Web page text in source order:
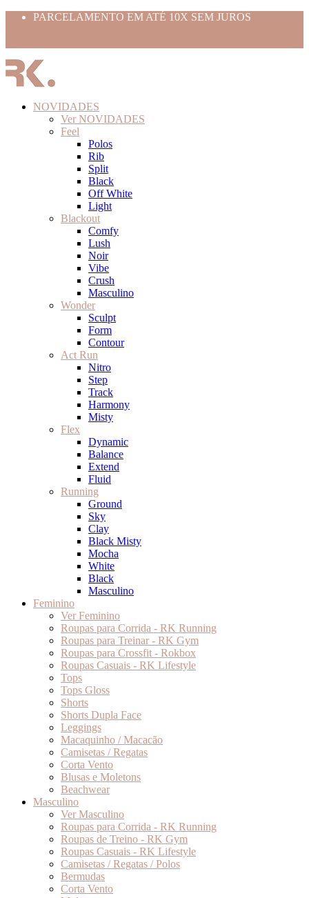
PARCELAMENTO EM ATÉ 10X SEM JUROS
NOVIDADES
Ver NOVIDADES
Feel
Polos
Rib
Split
Black
Off White
Light
Blackout
Comfy
Lush
Noir
Vibe
Crush
Masculino
Wonder
Sculpt
Form
Contour
Act Run
Nitro
Step
Track
Harmony
Misty
Flex
Dynamic
Balance
Extend
Fluid
Running
Ground
Sky
Clay
Black Misty
Mocha
White
Black
Masculino
Feminino
Ver Feminino
Roupas para Corrida - RK Running
Roupas para Treinar - RK Gym
Roupas para Crossfit - Rokbox
Roupas Casuais - RK Lifestyle
Tops
Tops Gloss
Shorts
Shorts Dupla Face
Leggings
Macaquinho / Macacão
Camisetas / Regatas
Corta Vento
Blusas e Moletons
Beachwear
Masculino
Ver Masculino
Roupas para Corrida - RK Running
Roupas de Treino - RK Gym
Roupas Casuais - RK Lifestyle
Camisetas / Regatas / Polos
Bermudas
Corta Vento